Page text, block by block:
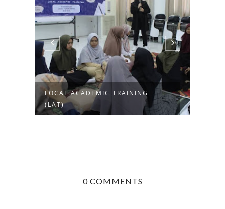
LOCAL ACADEMIC TRAINING
(LAT)
0 COMMENTS